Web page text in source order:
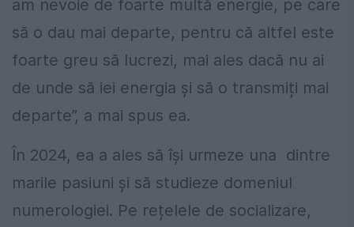
am nevoie de foarte multă energie, pe care
să o dau mai departe, pentru că altfel este
foarte greu să lucrezi, mai ales dacă nu ai
de unde să iei energia și să o transmiți mai
departe”, a mai spus ea.
În 2024, ea a ales să își urmeze una dintre
marile pasiuni și să studieze domeniul
numerologiei. Pe rețelele de socializare,